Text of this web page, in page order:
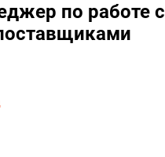
по работе с